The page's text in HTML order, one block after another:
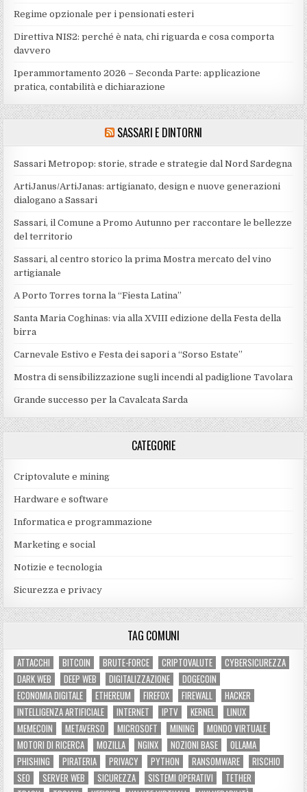
Regime opzionale per i pensionati esteri
Direttiva NIS2: perché è nata, chi riguarda e cosa comporta
davvero
Iperammortamento 2026 – Seconda Parte: applicazione
pratica, contabilità e dichiarazione
SASSARI E DINTORNI
Sassari Metropop: storie, strade e strategie dal Nord Sardegna
ArtiJanus/ArtiJanas: artigianato, design e nuove generazioni
dialogano a Sassari
Sassari, il Comune a Promo Autunno per raccontare le bellezze
del territorio
Sassari, al centro storico la prima Mostra mercato del vino
artigianale
A Porto Torres torna la “Fiesta Latina”
Santa Maria Coghinas: via alla XVIII edizione della Festa della
birra
Carnevale Estivo e Festa dei sapori a “Sorso Estate”
Mostra di sensibilizzazione sugli incendi al padiglione Tavolara
Grande successo per la Cavalcata Sarda
CATEGORIE
Criptovalute e mining
Hardware e software
Informatica e programmazione
Marketing e social
Notizie e tecnologia
Sicurezza e privacy
TAG COMUNI
ATTACCHI BITCOIN BRUTE-FORCE CRIPTOVALUTE
CYBERSICUREZZA
DARK WEB
DEEP WEB DIGITALIZZAZIONE
DOGECOIN
ECONOMIA DIGITALE
ETHEREUM FIREFOX FIREWALL
HACKER
INTELLIGENZA ARTIFICIALE
INTERNET IPTV KERNEL
LINUX
MEMECOIN
METAVERSO MICROSOFT MINING
MONDO VIRTUALE
MOTORI DI RICERCA
MOZILLA NGINX NOZIONI BASE
OLLAMA
PHISHING
PIRATERIA PRIVACY PYTHON RANSOMWARE
RISCHIO
SEO
SERVER WEB SICUREZZA SISTEMI OPERATIVI
TETHER